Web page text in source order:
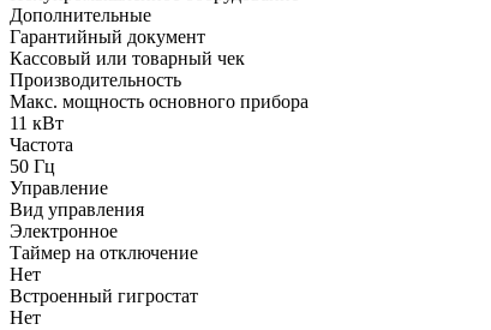
Дополнительные
Гарантийный документ
Кассовый или товарный чек
Производительность
Макс. мощность основного прибора
11 кВт
Частота
50 Гц
Управление
Вид управления
Электронное
Таймер на отключение
Нет
Встроенный гигростат
Нет